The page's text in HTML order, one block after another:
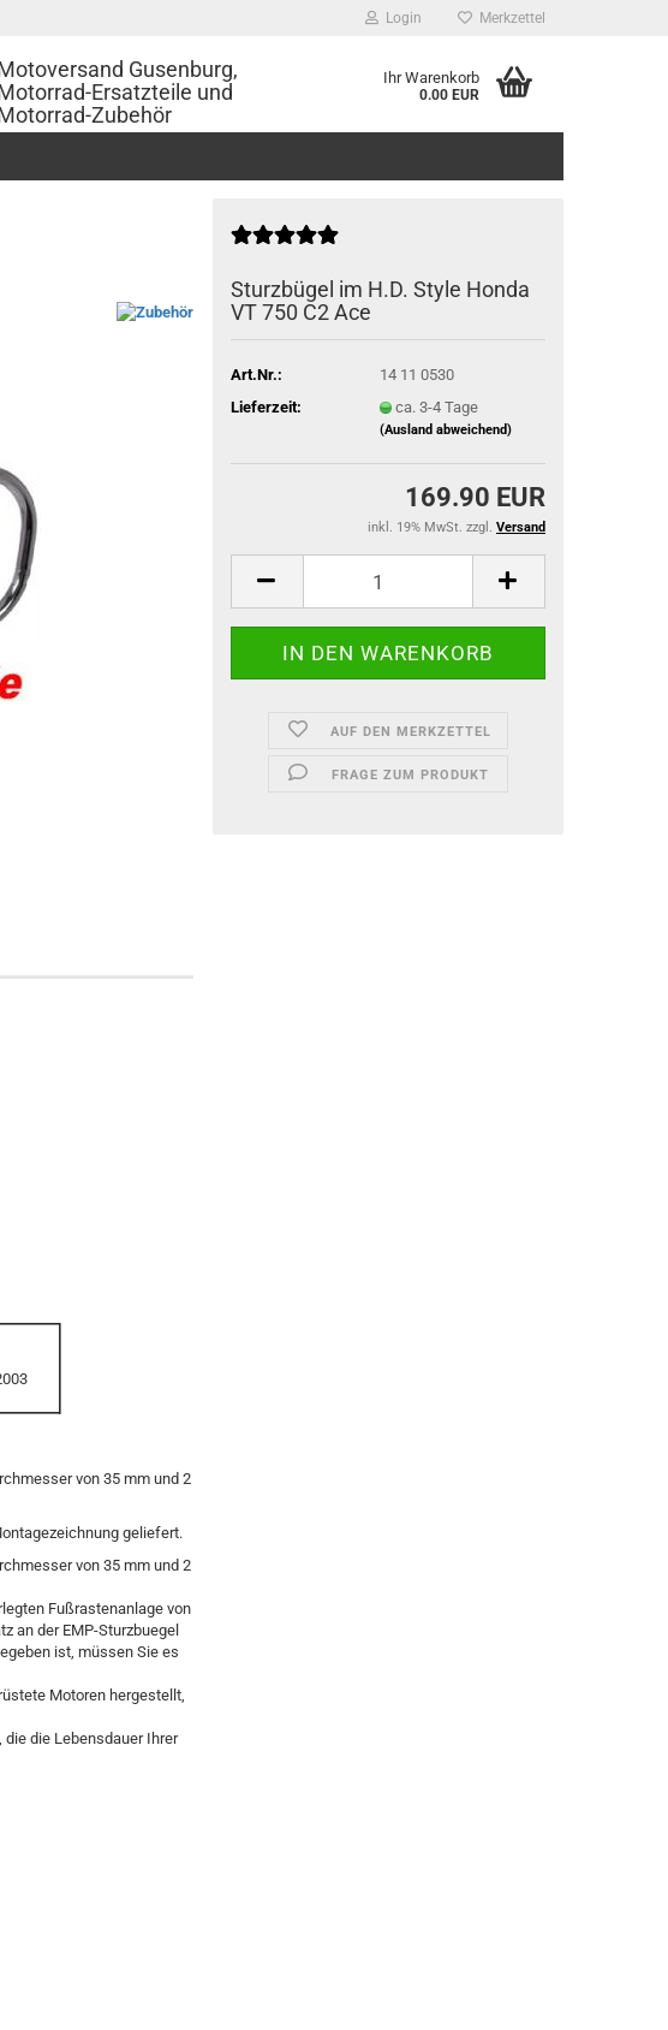
Login Merkzettel
Gusenburg,
Ersatzteile und
Zubehör
Ihr Warenkorb
0.00 EUR
Sturzbügel im H.D. Style Honda
VT 750 C2 Ace
Art.Nr.:
14 11 0530
Lieferzeit:
ca. 3-4 Tage
(Ausland abweichend)
169.90 EUR
inkl. 19% MwSt. zzgl. Versand
AUF DEN MERKZETTEL
FRAGE ZUM PRODUKT
von 35 mm und 2
geliefert.
von 35 mm und 2
Fußrastenanlage von
an der EMP-Sturzbuegel
ist, müssen Sie es
Motoren hergestellt,
die Lebensdauer Ihrer